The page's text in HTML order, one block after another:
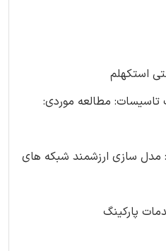
استکهلم
مطالعه موردی:
سازی ارزشمند شبکه های
پارکینگ